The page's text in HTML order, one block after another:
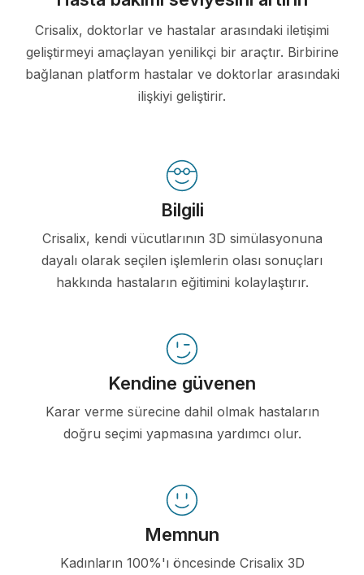
Crisalix, doktorlar ve hastalar arasındaki iletişimi
geliştirmeyi amaçlayan yenilikçi bir araçtır. Birbirine
bağlanan platform hastalar ve doktorlar arasındaki
ilişkiyi geliştirir.
Bilgili
Crisalix, kendi vücutlarının 3D simülasyonuna
dayalı olarak seçilen işlemlerin olası sonuçları
hakkında hastaların eğitimini kolaylaştırır.
Kendine güvenen
Karar verme sürecine dahil olmak hastaların
doğru seçimi yapmasına yardımcı olur.
Memnun
Kadınların 100%'ı öncesinde Crisalix 3D